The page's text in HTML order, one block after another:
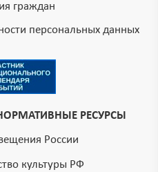
граждан
персональных данных
РЕСУРСЫ
России
культуры РФ